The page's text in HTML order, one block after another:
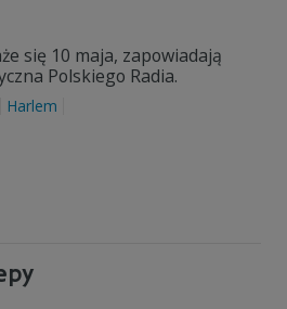
się 10 maja, zapowiadają
Polskiego Radia.
Harlem